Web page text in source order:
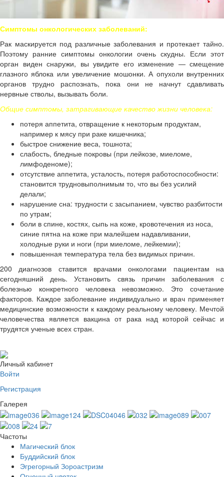
Симптомы онкологических заболеваний:
Рак маскируется под различные заболевания и протекает тайно.
Поэтому ранние симптомы онкологии очень скудны. Если этот
орган виден снаружи, вы увидите его изменение — смещение
глазного яблока или увеличение мошонки. А опухоли внутренних
органов трудно распознать, пока они не начнут сдавливать
нервные стволы, вызывать боли.
Общие симптомы, затрагивающие качество жизни человека:
потеря аппетита, отвращение к некоторым продуктам,
например к мясу при раке кишечника;
быстрое снижение веса, тошнота;
слабость, бледные покровы (при лейкозе, миеломе,
лимфоденоме);
отсутствие аппетита, усталость, потеря работоспособности:
становится трудновыполнимым то, что вы без усилий
делали;
нарушение сна: трудности с засыпанием, чувство разбитости
по утрам;
боли в спине, костях, сыпь на коже, кровотечения из носа,
синие пятна на коже при малейшем надавливании,
холодные руки и ноги (при миеломе, лейкемии);
повышенная температура тела без видимых причин.
200 диагнозов ставится врачами онкологами пациентам на
сегодняшний день. Установить связь причин заболевания с
болезнью конкретного человека невозможно. Это сочетание
факторов. Каждое заболевание индивидуально и врач применяет
медицинские возможности к каждому реальному человеку. Мечтой
человечества является вакцина от рака над которой сейчас и
трудятся ученые всех стран.
Личный кабинет
Войти
Регистрация
Галерея
Частоты
Магический блок
Буддийский блок
Эгрегорный Зороастризм